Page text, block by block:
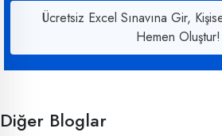
Ücretsiz Excel Sınavına Gir,
Hemen Oluştur!
Diğer Bloglar